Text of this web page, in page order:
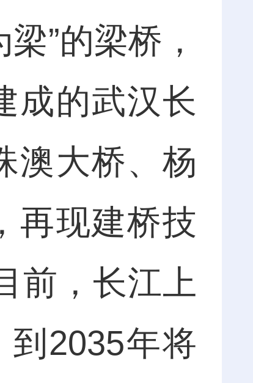
”的梁桥，
成的武汉长
澳大桥、杨
再现建桥技
前，长江上
2035年将